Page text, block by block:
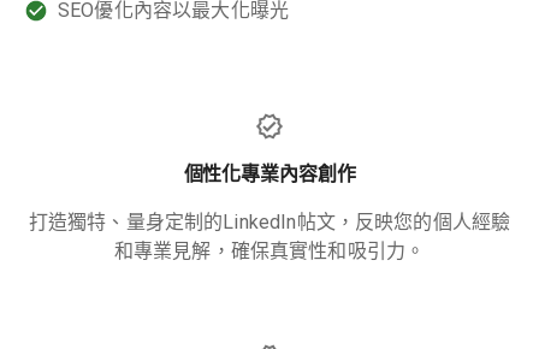
SEO優化內容以最大化曝光
個性化專業內容創作
打造獨特、量身定制的LinkedIn帖文，反映您的個人經驗
和專業見解，確保真實性和吸引力。